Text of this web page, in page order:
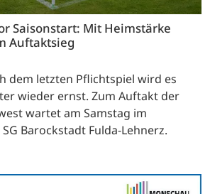
Saisonstart: Mit Heimstärke
Auftaktsieg
dem letzten Pflichtspiel wird es
wieder ernst. Zum Auftakt der
wartet am Samstag im
Barockstadt Fulda-Lehnerz.